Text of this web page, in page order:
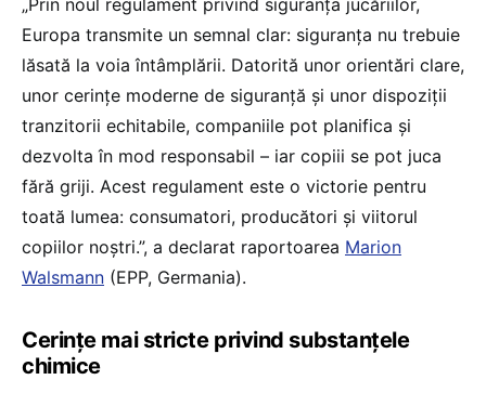
Europa transmite un semnal clar: siguranța nu trebuie
lăsată la voia întâmplării. Datorită unor orientări clare,
unor cerințe moderne de siguranță și unor dispoziții
tranzitorii echitabile, companiile pot planifica și
dezvolta în mod responsabil – iar copiii se pot juca
fără griji. Acest regulament este o victorie pentru
toată lumea: consumatori, producători și viitorul
copiilor noștri.”, a declarat raportoarea Marion
Walsmann (EPP, Germania).
Cerințe mai stricte privind substanțele
chimice